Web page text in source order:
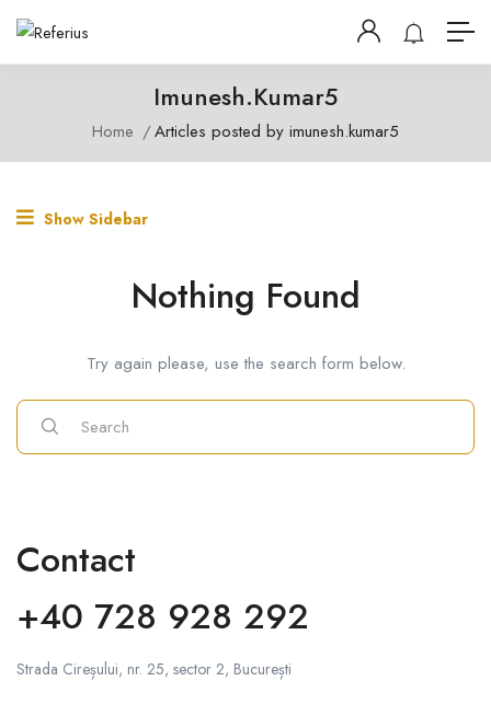
Imunesh.kumar5
Home Articles posted by imunesh.kumar5
Show Sidebar
Nothing Found
Try again please, use the search form below.
Contact
+40 728 928 292
Strada Cireșului, nr. 25, sector 2, București